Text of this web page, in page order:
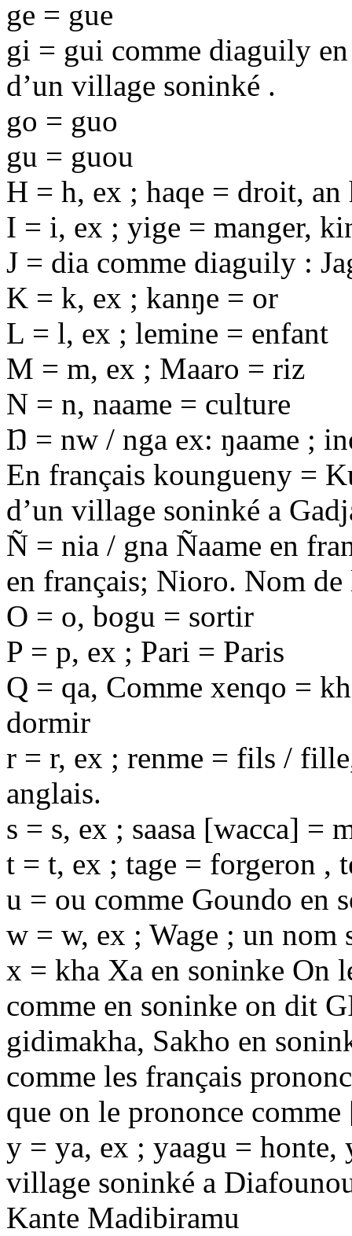
ge = gue
gi = gui comme diaguily
d’un village soninké .
go = guo
gu = guou
H = h, ex ; haqe = droit,
I = i, ex ; yige = manger,
J = dia comme diaguily :
K = k, ex ; kanŋe = or
L = l, ex ; lemine = enfant
M = m, ex ; Maaro = riz
N = n, naame = culture
Ŋ = nw / nga ex: ŋaame ;
En français koungueny =
d’un village soninké a
Ñ = nia / gna Ñaame en
en français; Nioro. Nom
O = o, bogu = sortir
P = p, ex ; Pari = Paris
Q = qa, Comme xenqo =
dormir
r = r, ex ; renme = fils /
anglais.
s = s, ex ; saasa [wacca] =
t = t, ex ; tage = forgeron ,
u = ou comme Goundo en
w = w, ex ; Wage ; un nom
x = kha Xa en soninke On
comme en soninke on dit
gidimakha, Sakho en
comme les français
que on le prononce
y = ya, ex ; yaagu = honte,
village soninké a
Kante Madibiramu